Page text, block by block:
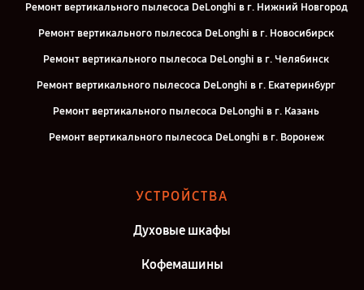
Ремонт вертикального пылесоса DeLonghi в г. Нижний Новгород
Ремонт вертикального пылесоса DeLonghi в г. Новосибирск
Ремонт вертикального пылесоса DeLonghi в г. Челябинск
Ремонт вертикального пылесоса DeLonghi в г. Екатеринбург
Ремонт вертикального пылесоса DeLonghi в г. Казань
Ремонт вертикального пылесоса DeLonghi в г. Воронеж
Ремонт вертикального пылесоса DeLonghi в г. Самара
Ремонт вертикального пылесоса DeLonghi в г. Москва
УСТРОЙСТВА
Духовые шкафы
Кофемашины